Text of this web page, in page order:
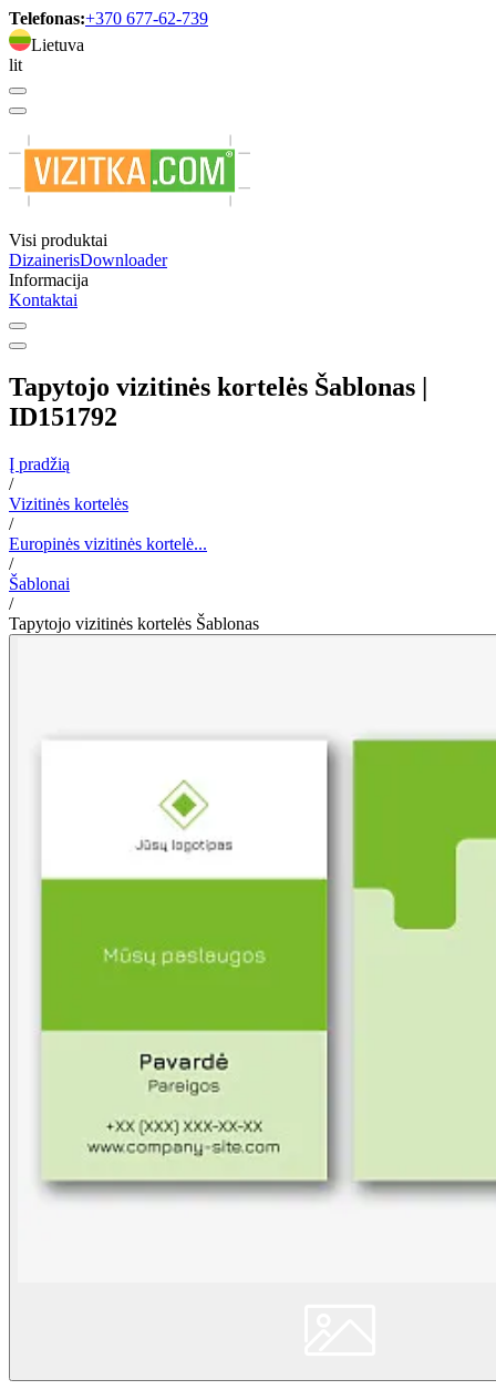
Telefonas:+370 677-62-739
Lietuva
lit
Visi produktai
DizainerisDownloader
Informacija
Kontaktai
Tapytojo vizitinės kortelės Šablonas |
ID151792
Į pradžią
/
Vizitinės kortelės
/
Europinės vizitinės kortelė...
/
Šablonai
/
Tapytojo vizitinės kortelės Šablonas